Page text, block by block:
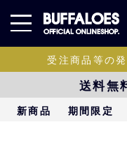
受注商品等の
送料無
新商品 期間限定